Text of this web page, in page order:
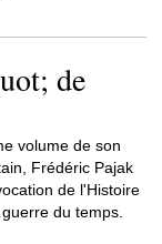
de
volume de son
Frédéric Pajak
de l'Histoire
du temps.